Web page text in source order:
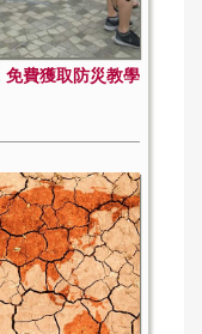
免費獲取防災教學